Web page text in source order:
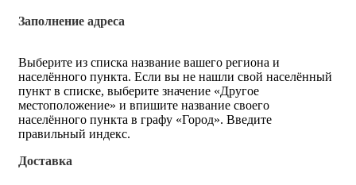
Заполнение адреса
Выберите из списка название вашего региона и
населённого пункта. Если вы не нашли свой населённый
пункт в списке, выберите значение «Другое
местоположение» и впишите название своего
населённого пункта в графу «Город». Введите
правильный индекс.
Доставка